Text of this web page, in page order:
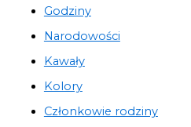
Godziny
Narodowości
Kawały
Kolory
Członkowie rodziny